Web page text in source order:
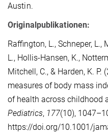
Austin.
Originalpublikationen:
Raffington, L., Schneper, L.,
L., Hollis-Hansen, K.,
Mitchell, C., & Harden, K. P.
measures of body mass
of health across childhood
Pediatrics, 177(10),
https://doi.org/10.1001/